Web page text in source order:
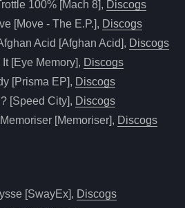
100% [Mach 8], Discogs
[Move - The E.P.], Discogs
Acid [Afghan Acid], Discogs
[Eye Memory], Discogs
[Prisma EP], Discogs
[Speed City], Discogs
[Memoriser], Discogs
[SwayEx], Discogs